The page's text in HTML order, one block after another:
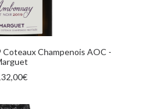
AL CARRELLOChampenois AOC -
€